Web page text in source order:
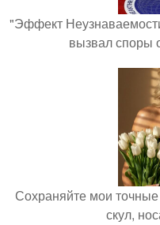
"Эффект
вызвал споры
Сохраняйте мои
скул,